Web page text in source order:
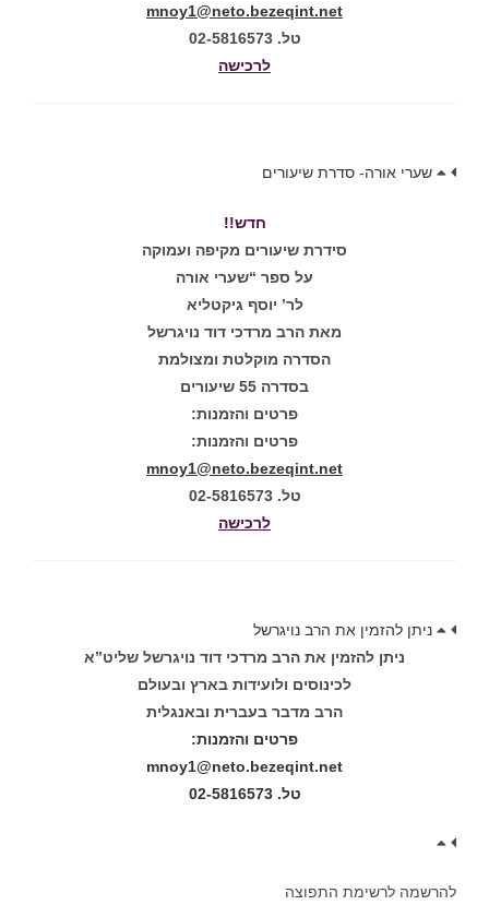
mnoy1@neto.bezeqint.net
טל. 02-5816573
לרכישה
שערי אורה- סדרת שיעורים
חדש!!
סידרת שיעורים מקיפה ועמוקה
על ספר “שערי אורה
לר’ יוסף גיקטליא
מאת הרב מרדכי דוד נויגרשל
הסדרה מוקלטת ומצולמת
בסדרה 55 שיעורים
פרטים והזמנות:
פרטים והזמנות:
mnoy1@neto.bezeqint.net
טל. 02-5816573
לרכישה
ניתן להזמין את הרב נויגרשל
ניתן להזמין את הרב מרדכי דוד נויגרשל שליט”א
לכינוסים ולועידות בארץ ובעולם
הרב מדבר בעברית ובאנגלית
פרטים והזמנות:
mnoy1@neto.bezeqint.net
טל. 02-5816573
להרשמה לרשימת התפוצה